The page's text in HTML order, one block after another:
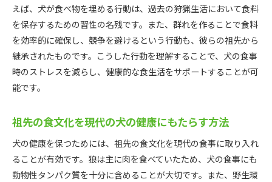
食事プランが犬の健康に与える影響
犬の食事を改善するための実践方法
えば、犬が食べ物を埋める行動は、過去の狩猟生活において食料
を保存するための習性の名残です。また、群れを作ることで食料
を効率的に確保し、競争を避けるという行動も、彼らの祖先から
継承されたものです。こうした行動を理解することで、犬の食事
時のストレスを減らし、健康的な食生活をサポートすることが可
能です。
祖先の食文化を現代の犬の健康にもたらす方法
犬の健康を保つためには、祖先の食文化を現代の食事に取り入れ
ることが有効です。狼は主に肉を食べていたため、犬の食事にも
動物性タンパク質を十分に含めることが大切です。また、野生環